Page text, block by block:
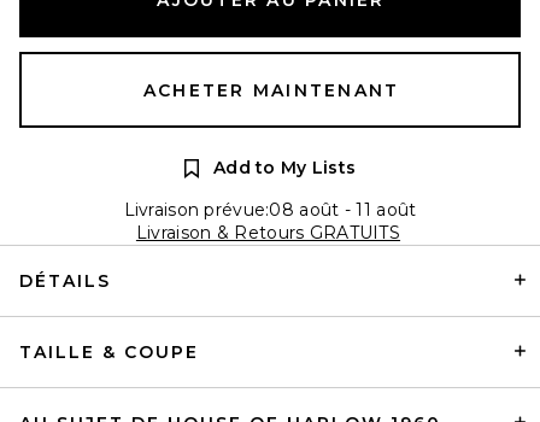
ACHETER MAINTENANT
Add to My Lists
Livraison prévue:08 août - 11 août
Livraison & Retours GRATUITS
DÉTAILS
TAILLE & COUPE